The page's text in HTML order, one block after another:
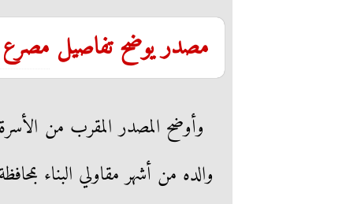
مصدر يوضح تفاصيل
وأوضح المصدر المقرب من
والده من أشهر مقاولي البناء